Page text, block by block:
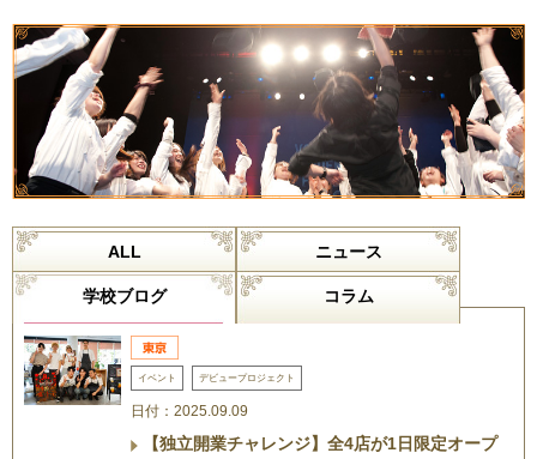
ALL ニュース
学校ブログ コラム
イベント デビュープロジェクト
日付：2025.09.09
【独立開業チャレンジ】全4店が1日限定オープ